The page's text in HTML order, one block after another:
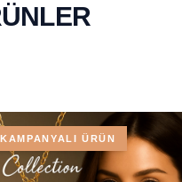
KAMPANYALI ÜRÜN